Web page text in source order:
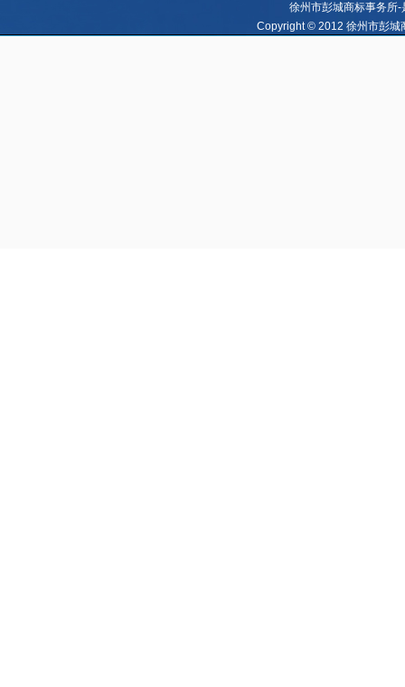
徐州市彭城商标事务所-
Copyright © 2012 徐州市彭